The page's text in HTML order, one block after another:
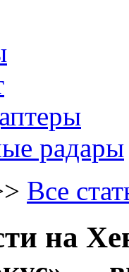
радары
Все
на